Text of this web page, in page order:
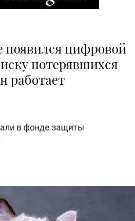
появился цифровой
потерявшихся
работает
в фонде защиты